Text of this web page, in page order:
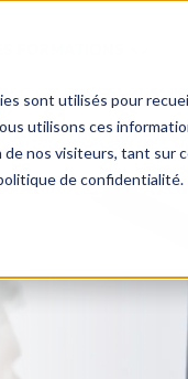
sont utilisés pour
utilisons ces
nos visiteurs, tant sur
de confidentialité.